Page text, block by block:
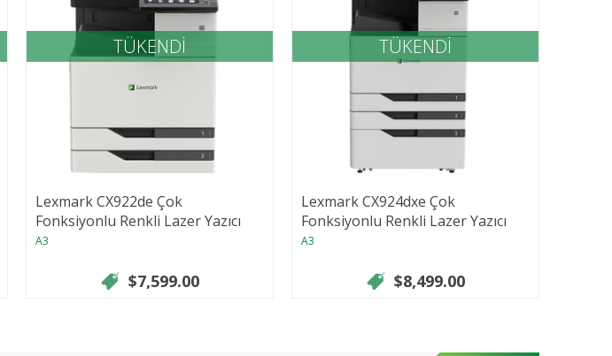
TÜKENDİ
Lexmark CX922de Çok
Fonksiyonlu Renkli Lazer Yazıcı
A3
$7,599.00
TÜKENDİ
Lexmark CX924dxe Çok
Fonksiyonlu Renkli Lazer Yazıcı
A3
$8,499.00